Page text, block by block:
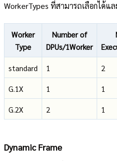
WorkerTypes ที่สามารถเลือกได้แ
Worker
Type
Number of
DPUs/1Worker
standard 1 2
G.1X 1 1
G.2X 2 1
Dynamic Frame